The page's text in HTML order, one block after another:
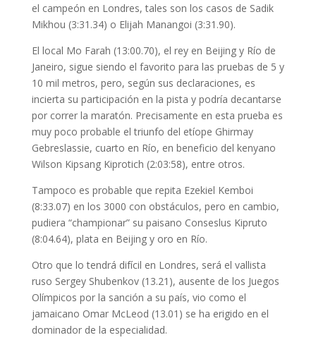
el campeón en Londres, tales son los casos de Sadik
Mikhou (3:31.34) o Elijah Manangoi (3:31.90).
El local Mo Farah (13:00.70), el rey en Beijing y Río de
Janeiro, sigue siendo el favorito para las pruebas de 5 y
10 mil metros, pero, según sus declaraciones, es
incierta su participación en la pista y podría decantarse
por correr la maratón. Precisamente en esta prueba es
muy poco probable el triunfo del etíope Ghirmay
Gebreslassie, cuarto en Río, en beneficio del kenyano
Wilson Kipsang Kiprotich (2:03:58), entre otros.
Tampoco es probable que repita Ezekiel Kemboi
(8:33.07) en los 3000 con obstáculos, pero en cambio,
pudiera “championar” su paisano Conseslus Kipruto
(8:04.64), plata en Beijing y oro en Río.
Otro que lo tendrá difícil en Londres, será el vallista
ruso Sergey Shubenkov (13.21), ausente de los Juegos
Olímpicos por la sanción a su país, vio como el
jamaicano Omar McLeod (13.01) se ha erigido en el
dominador de la especialidad.